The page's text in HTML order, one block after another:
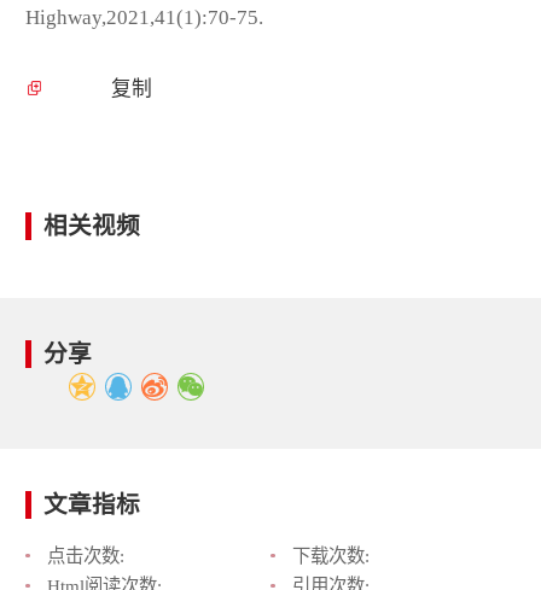
Highway,2021,41(1):70-75.
复制
相关视频
分享
文章指标
点击次数:
下载次数:
Html阅读次数:
引用次数: